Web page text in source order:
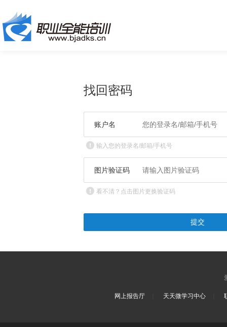
找回密码
账户名
输入您的登录名/邮箱/手机号
图片验证码
看不清？点击图片更换验证码
提交
网上报告厅 天天微学习中心